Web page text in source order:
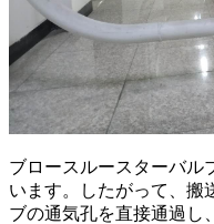
ブロースルースターバル
います。したがって、搬
ブの通気孔を直接通過し